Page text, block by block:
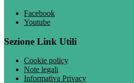
Facebook
Youtube
Sezione Link Utili
Cookie policy
Note legali
Informativa Privacy